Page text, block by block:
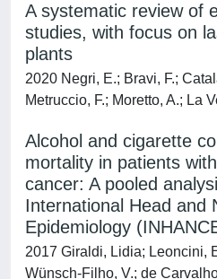
A systematic review of
studies, with focus on
plants
2020 Negri, E.; Bravi, F.;
Metruccio, F.; Moretto, A.; La
Alcohol and cigarette
mortality in patients
cancer: A pooled
International Head and
Epidemiology
2017 Giraldi, Lidia; Leoncini,
Wünsch-Filho, V.; de